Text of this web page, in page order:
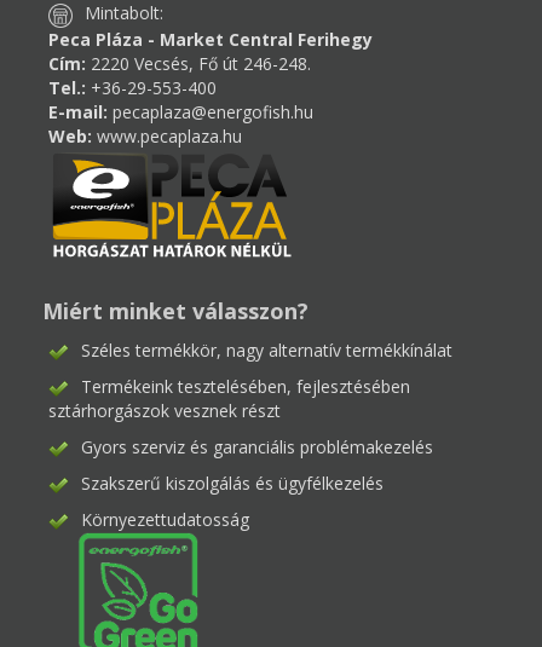
Mintabolt:
Peca Pláza - Market Central Ferihegy
Cím: 2220 Vecsés, Fő út 246-248.
Tel.: +36-29-553-400
E-mail: pecaplaza@energofish.hu
Web: www.pecaplaza.hu
Miért minket válasszon?
Széles termékkör, nagy alternatív termékkínálat
Termékeink tesztelésében, fejlesztésében
sztárhorgászok vesznek részt
Gyors szerviz és garanciális problémakezelés
Szakszerű kiszolgálás és ügyfélkezelés
Környezettudatosság